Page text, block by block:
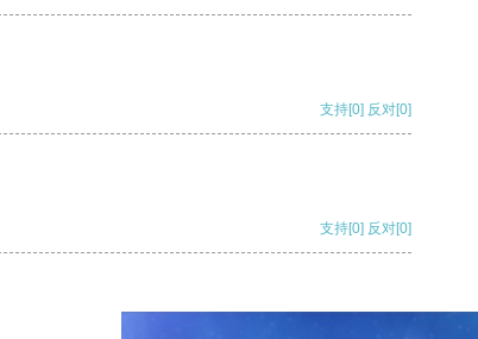
支持[0] 反对[0]
支持[0] 反对[0]